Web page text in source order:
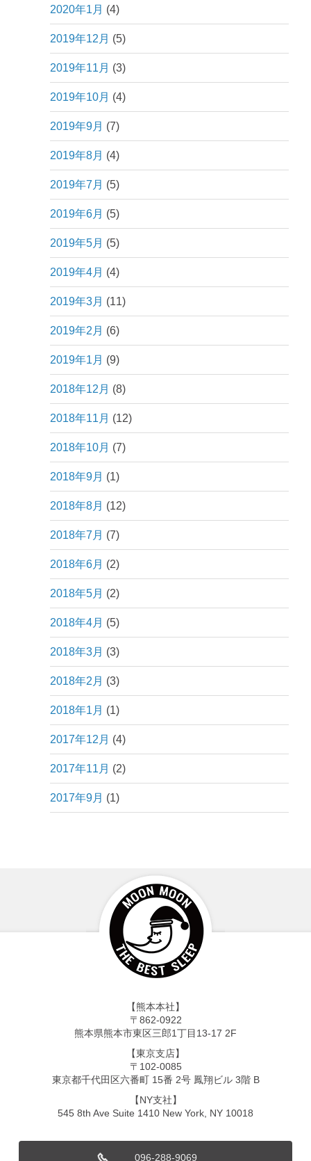
2020年1月 (4)
2019年12月 (5)
2019年11月 (3)
2019年10月 (4)
2019年9月 (7)
2019年8月 (4)
2019年7月 (5)
2019年6月 (5)
2019年5月 (5)
2019年4月 (4)
2019年3月 (11)
2019年2月 (6)
2019年1月 (9)
2018年12月 (8)
2018年11月 (12)
2018年10月 (7)
2018年9月 (1)
2018年8月 (12)
2018年7月 (7)
2018年6月 (2)
2018年5月 (2)
2018年4月 (5)
2018年3月 (3)
2018年2月 (3)
2018年1月 (1)
2017年12月 (4)
2017年11月 (2)
2017年9月 (1)
【熊本本社】
〒862-0922
熊本県熊本市東区三郎1丁目13-17 2F
【東京支店】
〒102-0085
東京都千代田区六番町 15番 2号 鳳翔ビル 3階 B
【NY支社】
545 8th Ave Suite 1410 New York, NY 10018
096-288-9069